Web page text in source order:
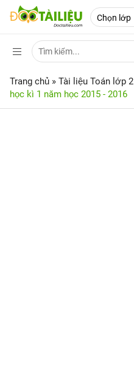
Trang chủ » Tài liệu Toán lớp 2
học kì 1 năm học 2015 - 2016